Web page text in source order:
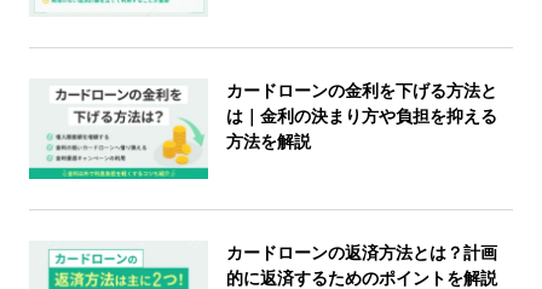
カードローンの金利を下げる方法と
は｜金利の決まり方や負担を抑える
方法を解説
カードローンの返済方法とは？計画
的に返済するためのポイントを解説